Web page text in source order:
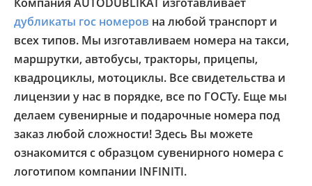
дубликаты гос номеров на любой транспорт и
всех типов. Мы изготавливаем номера на такси,
маршрутки, автобусы, тракторы, прицепы,
квадроциклы, мотоциклы. Все свидетельства и
лицензии у нас в порядке, все по ГОСТу. Еще мы
делаем сувенирные и подарочные номера под
заказ любой сложности! Здесь Вы можете
ознакомится с образцом сувенирного номера с
логотипом компании INFINITI.